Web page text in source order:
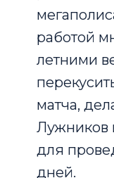
работой
летними
матча,
Лужников
для
дней.